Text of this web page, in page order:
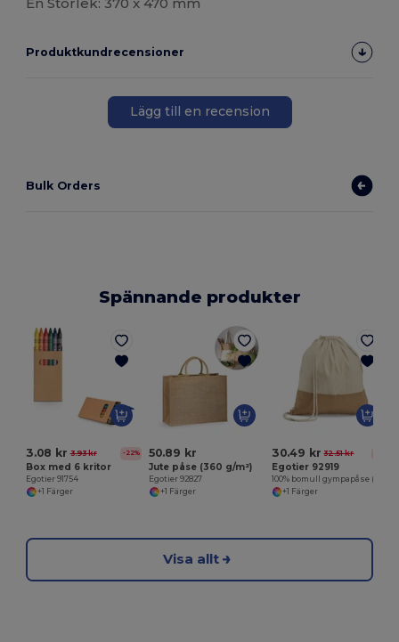
Produktkundrecensioner
Lägg till en recension
Bulk Orders
Spännande produkter
3.08 kr 3.93 kr -22%
Box med 6 kritor
Egotier 91754
+1 Färger
50.89 kr
Jute påse (360 g/m²)
Egotier 92827
+1 Färger
30.49 kr 32.51 kr
Egotier 92919
+1 Färger
Visa allt